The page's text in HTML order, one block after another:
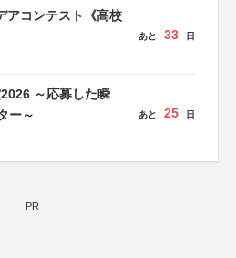
アコンテスト《高校
あと 33 日
～応募した瞬
ー～
あと 25 日
PR